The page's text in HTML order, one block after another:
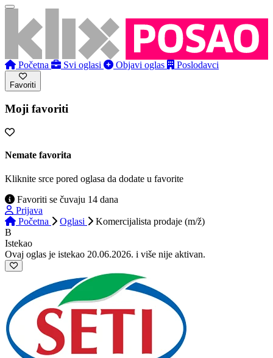
Početna Svi oglasi Objavi oglas Poslodavci
Favoriti
Moji favoriti
Nemate favorita
Kliknite srce pored oglasa da dodate u favorite
Favoriti se čuvaju 14 dana
Prijava
Početna
Oglasi
Komercijalista prodaje (m/ž)
B
Istekao
Ovaj oglas je istekao 20.06.2026. i više nije aktivan.